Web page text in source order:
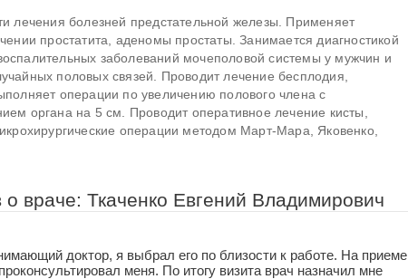
лечения болезней предстательной железы. Применяет
простатита, аденомы простаты. Занимается диагностикой
заболеваний мочеполовой системы у мужчин и
половых связей. Проводит лечение бесплодия,
операции по увеличению полового члена с
органа на 5 см. Проводит оперативное лечение кисты,
операции методом Март-Мара, Яковенко,
враче: Ткаченко Евгений Владимирович
доктор, я выбрал его по близости к работе. На приеме
меня. По итогу визита врач назначил мне